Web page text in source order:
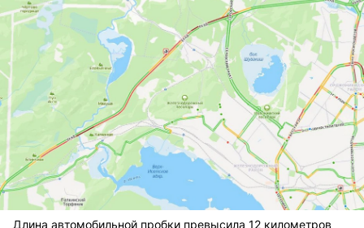
Длина автомобильной пробки превысила 12 километров